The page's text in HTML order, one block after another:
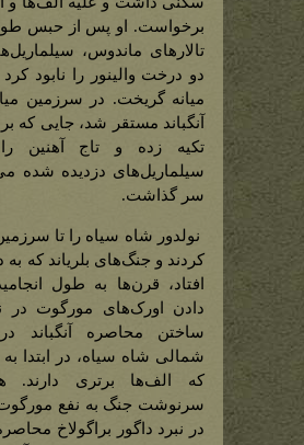
اولین
خداوندگار
تاریکی)
برخواست. او پس از حبس
تالارهای ماندوس،
دو درخت والینور را نابود
میانه گریخت. در سرزمین
آنگباند مستقر شد، جایی که
تکیه زده و تاج آهنین
سیلماریل‌های دزدیده شده
سر گذاشت.
نولدور شاه سیاه را تا
کردند و جنگ‌های بلریاند که به
افتاد، قرن‌ها به طول
دادن اورک‌های مورگوت در
ساختن محاصره‌ آنگباند
شمالی شاه سیاه، در ابتدا
که الف‌ها برتری دارند.
سرنوشت جنگ به نفع مورگوت
در نبرد داگور براگولاخ